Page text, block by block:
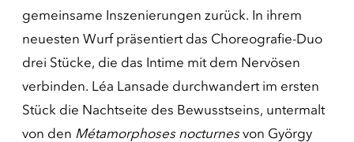
gemeinsame Inszenierungen zurück. In ihrem
neuesten Wurf präsentiert das Choreografie-Duo
drei Stücke, die das Intime mit dem Nervösen
verbinden. Léa Lansade durchwandert im ersten
Stück die Nachtseite des Bewusstseins, untermalt
von den Métamorphoses nocturnesvon György